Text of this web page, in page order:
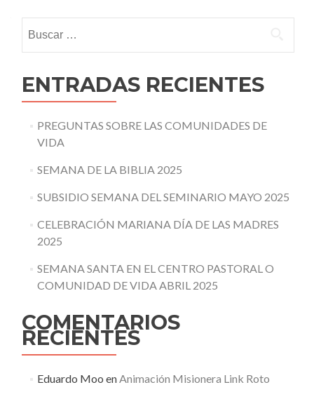
ENTRADAS RECIENTES
PREGUNTAS SOBRE LAS COMUNIDADES DE
VIDA
SEMANA DE LA BIBLIA 2025
SUBSIDIO SEMANA DEL SEMINARIO MAYO 2025
CELEBRACIÓN MARIANA DÍA DE LAS MADRES
2025
SEMANA SANTA EN EL CENTRO PASTORAL O
COMUNIDAD DE VIDA ABRIL 2025
COMENTARIOS
RECIENTES
Eduardo Moo enAnimación Misionera Link Roto